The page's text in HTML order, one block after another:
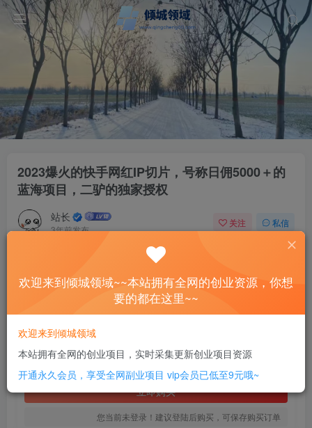
2023爆火的快手网红IP切片，号称日佣5000＋的
蓝海项目，二驴的独家授权
站长
3年前发布
关注 私信
2023爆火的快手网红IP切片，号称日佣5000＋的蓝海项目，二驴的独家授权
此内容为付费资源，请付费后查看
SVIP全站会员 免费
立即购买
您当前未登录！建议登陆后购买，可保存购买订单
欢迎来到倾城领域~~本站拥有全网的创业资源，你想
要的都在这里~~
欢迎来到倾城领域
本站拥有全网的创业项目，实时采集更新创业项目资源
开通永久会员，享受全网副业项目 vip会员已低至9元哦~